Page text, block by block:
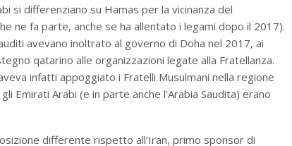
si differenziano su Hamas per la vicinanza del
ne fa parte, anche se ha allentato i legami dopo il 2017).
avevano inoltrato al governo di Doha nel 2017, ai
qatarino alle organizzazioni legate alla Fratellanza.
infatti appoggiato i Fratelli Musulmani nella regione
Emirati Arabi (e in parte anche l’Arabia Saudita) erano
differente rispetto all’Iran, primo sponsor di